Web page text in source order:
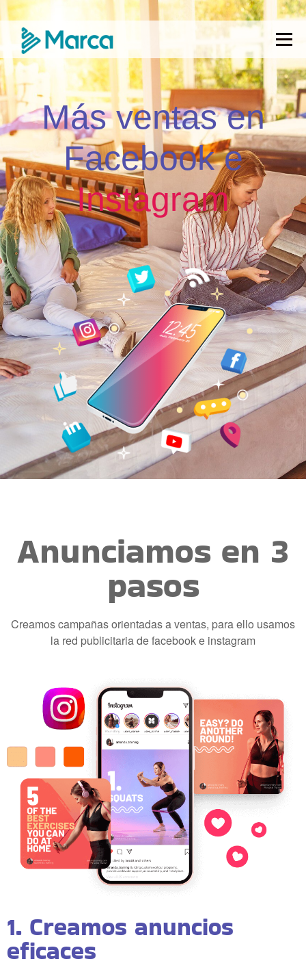
Menú
Más ventas en
Facebook e
Instagram
Anunciamos en 3
pasos
Creamos campañas orientadas a ventas, para ello usamos
la red publicitaria de facebook e instagram
1. Creamos anuncios
eficaces